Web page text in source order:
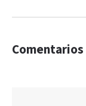
Comentarios